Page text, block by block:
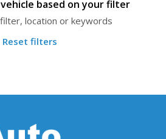
based on your filter
location or keywords
Reset filters